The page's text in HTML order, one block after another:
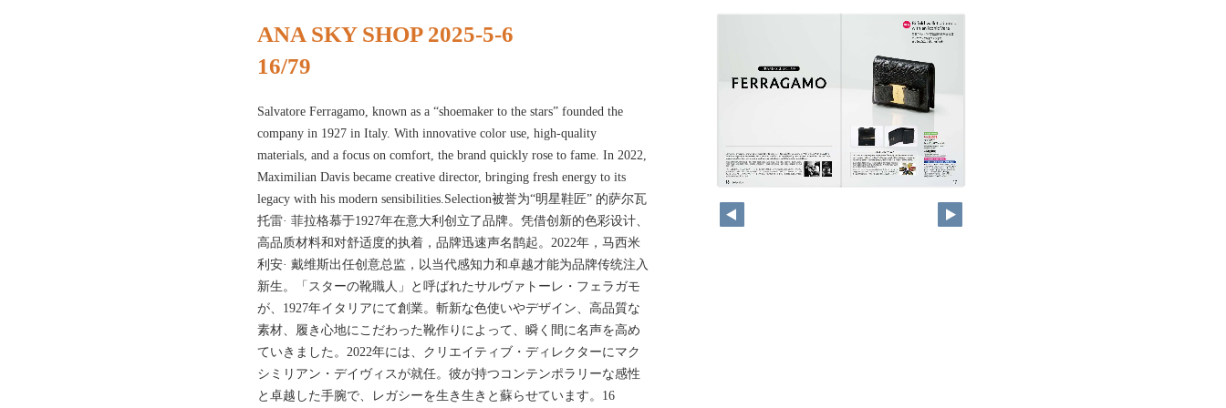
ANA SKY SHOP 2025-5-6
16/79
Salvatore Ferragamo, known as a “shoemaker to the stars” founded the
company in 1927 in Italy. With innovative color use, high-quality
materials, and a focus on comfort, the brand quickly rose to fame. In 2022,
Maximilian Davis became creative director, bringing fresh energy to its
legacy with his modern sensibilities.Selection被誉为“明星鞋匠” 的萨尔瓦
托雷· 菲拉格慕于1927年在意大利创立了品牌。凭借创新的色彩设计、
高品质材料和对舒适度的执着，品牌迅速声名鹊起。2022年，马西米
利安· 戴维斯出任创意总监，以当代感知力和卓越才能为品牌传统注入
新生。「スターの靴職人」と呼ばれたサルヴァトーレ・フェラガモ
が、1927年イタリアにて創業。斬新な色使いやデザイン、高品質な
素材、履き心地にこだわった靴作りによって、瞬く間に名声を高め
ていきました。2022年には、クリエイティブ・ディレクターにマク
シミリアン・デイヴィスが就任。彼が持つコンテンポラリーな感性
と卓越した手腕で、レガシーを生き生きと蘇らせています。16